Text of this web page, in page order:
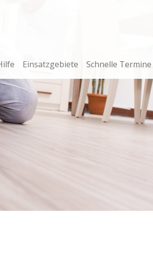
Einsatzgebiete Schnelle Termine